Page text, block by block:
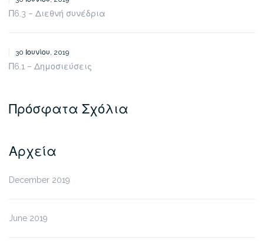
Π6.3 – Διεθνή συνέδρια
30 Ιουνίου, 2019
Π6.1 – Δημοσιεύσεις
Πρόσφατα Σχόλια
Αρχεία
December 2019
June 2019